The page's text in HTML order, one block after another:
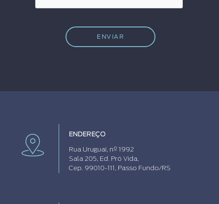
ENVIAR
ENDEREÇO
Rua Uruguai, nº 1992
Sala 205, Ed. Pró Vida,
Cep. 99010-111, Passo Fundo/RS